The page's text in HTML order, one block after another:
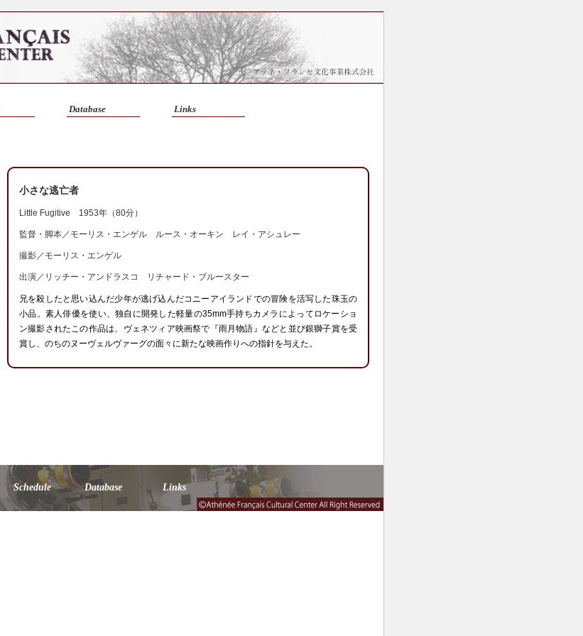
Database Links
小さな逃亡者
Little Fugitive 1953年（80分）
監督・脚本／ モーリス・エンゲル ルース・オーキン レイ・アシュレー
撮影／モーリス・エンゲル
出演／リッチー・アンドラスコ リチャード・ブルースター
兄を殺したと思い込んだ少年が逃げ込んだコニーアイランドでの冒険を活写した珠玉の
小品。素人俳優を使い、独自に開発した軽量の35mm手持ちカメラによってロケーショ
ン撮影されたこの作品は、ヴェネツィア映画祭で『雨月物語』などと並び銀獅子賞を受
賞し、のちのヌーヴェルヴァーグの面々に新たな映画作りへの指針を与えた。
Schedule Database Links